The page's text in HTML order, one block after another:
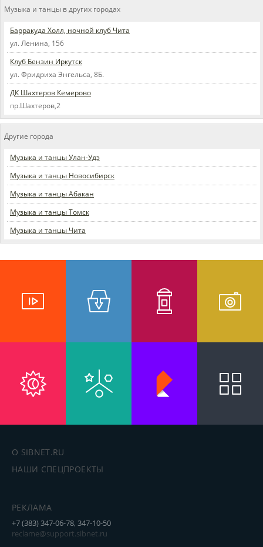
Музыка и танцы в других городах
Барракуда Холл, ночной клуб Чита
ул. Ленина, 156
Клуб Бензин Иркутск
ул. Фридриха Энгельса, 8Б.
ДК Шахтеров Кемерово
пр.Шахтеров,2
Другие города
Музыка и танцы Улан-Удэ
Музыка и танцы Новосибирск
Музыка и танцы Абакан
Музыка и танцы Томск
Музыка и танцы Чита
О SIBNET.RU
НАШИ СПЕЦПРОЕКТЫ
РЕКЛАМА
+7 (383) 347-06-78, 347-10-50
reclame@support.sibnet.ru